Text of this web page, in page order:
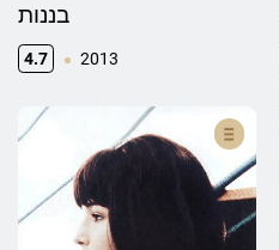
בננות
4.7 2013